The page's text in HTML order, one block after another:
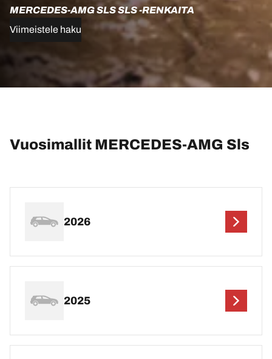
MERCEDES-AMG SLS SLS -RENKAITA
Viimeistele haku
Vuosimallit MERCEDES-AMG Sls
2026
2025